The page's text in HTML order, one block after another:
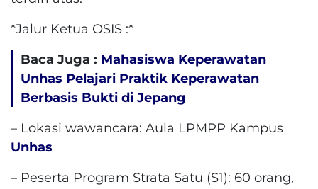
*Jalur Ketua OSIS :*
Baca Juga : Mahasiswa Keperawatan
Unhas Pelajari Praktik Keperawatan
Berbasis Bukti di Jepang
– Lokasi wawancara: Aula LPMPP Kampus
Unhas
– Peserta Program Strata Satu (S1): 60 orang,